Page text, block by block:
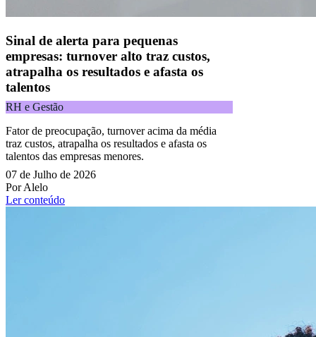
Sinal de alerta para pequenas
empresas: turnover alto traz custos,
atrapalha os resultados e afasta os
talentos
RH e Gestão
Fator de preocupação, turnover acima da média
traz custos, atrapalha os resultados e afasta os
talentos das empresas menores.
07 de Julho de 2026
Por Alelo
Ler conteúdo